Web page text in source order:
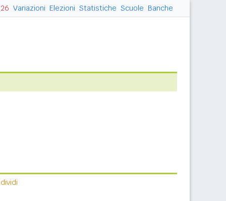
Variazioni Elezioni Statistiche Scuole Banche